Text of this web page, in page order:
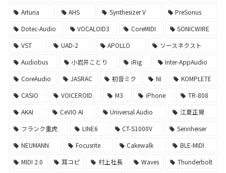
Arturia
AHS Synthesizer V
PreSonus
Dotec-Audio
VOCALOID3 CoreMIDI
SONICWIRE
VST
UAD-2 APOLLO
ソースネクスト
Audiobus
小岩井ことり iRig
Inter-AppAudio
CoreAudio
JASRAC 初音ミク NI
KOMPLETE
CASIO
VOICEROID M3 iPhone
TR-808
AKAI
CeVIO AI Universal Audio
江夏正晃
フランク重虎
LINE6 CT-S1000V
Sennheiser
NEUMANN
Focusrite Cakewalk
BLE-MIDI
MIDI 2.0
耳コピ 村上社長 Waves
Thunderbolt